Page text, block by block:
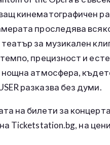
кинематографичен
проследява
за музикален
прецизност и
нощна атмосфера,
разказва без думи.
на билети за концерта
Ticketstation.bg, на